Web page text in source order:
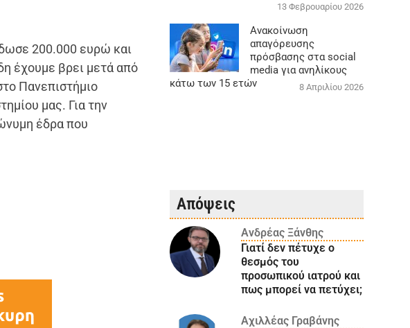
200.000 ευρώ και
έχουμε βρει μετά από
Πανεπιστήμιο
μας. Για την
έδρα που
13 Φεβρουαρίου 2026
Ανακοίνωση
απαγόρευσης
πρόσβασης στα social
media για ανηλίκους
κάτω των 15 ετών
8 Απριλίου 2026
Απόψεις
Ανδρέας Ξάνθης
Γιατί δεν πέτυχε ο
θεσμός του
προσωπικού ιατρού και
πως μπορεί να πετύχει;
Αχιλλέας Γραβάνης